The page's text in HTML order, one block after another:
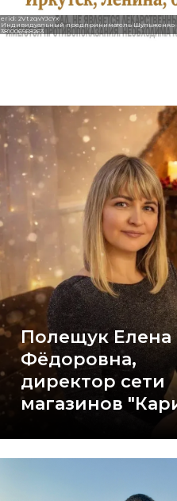
erid: 2VtzqvYJcYx
Индивидуальный предприниматель Шульженко
381006568263
Полещук Елена
Фёдоровна,
директор сети
магазинов